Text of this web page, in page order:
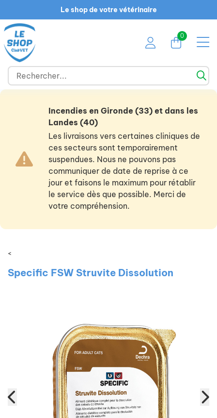
Le shop de votre vétérinaire
0
Incendies en Gironde (33) et dans les
Landes (40)
Les livraisons vers certaines cliniques de
ces secteurs sont temporairement
suspendues. Nous ne pouvons pas
communiquer de date de reprise à ce
jour et faisons le maximum pour rétablir
le service dès que possible. Merci de
votre compréhension.
<
Specific FSW Struvite Dissolution